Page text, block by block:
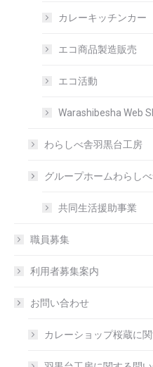
カレーキッチンカー
エコ商品製造販売
エコ活動
Warashibesha Web
わらしべ舎羽黒台工房
グループホームわらし
共同生活援助事業
職員募集
利用者募集案内
お問い合わせ
カレーショップ桜蔵に